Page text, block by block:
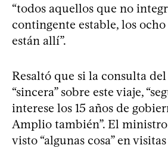
“todos aquellos que no
contingente estable, los
están allí”.
Resaltó que si la consulta
“sincera” sobre este viaje,
interese los 15 años de
Amplio también”. El
visto “algunas cosa” en